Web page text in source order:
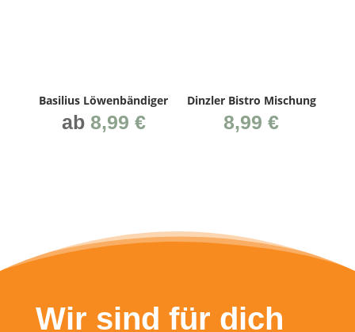
Basi­li­us Löwenbändiger
ab 8,99 €
Dinz­ler Bis­tro Mischung
8,99€
Wir sind für dich